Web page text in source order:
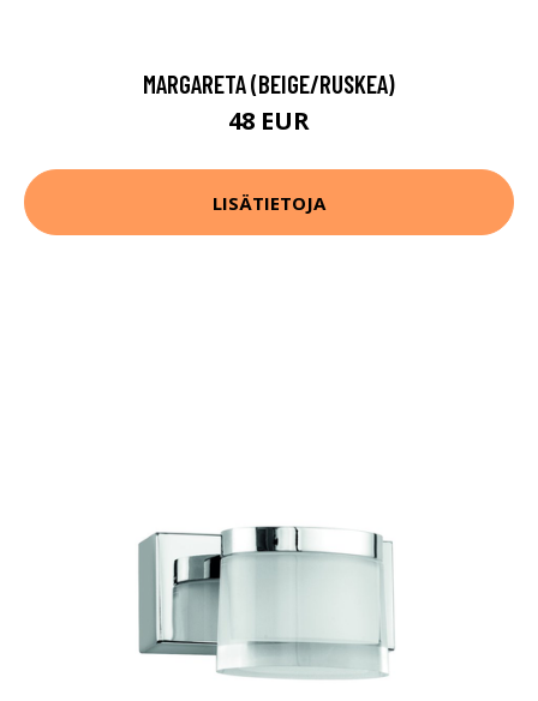
MARGARETA (BEIGE/RUSKEA)
48 EUR
LISÄTIETOJA